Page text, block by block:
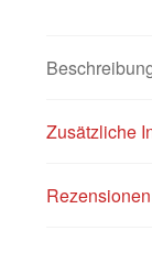
Zusätzliche